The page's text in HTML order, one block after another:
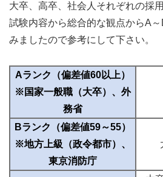
大卒、高卒、社会人それぞれの採
試験内容から総合的な観点からA
みましたので参考にして下さい。
Aランク（偏差値60以上）
※国家一般職（大卒）、外
務省
Bランク（偏差値59～55）
※地方上級（政令都市）、
東京消防庁